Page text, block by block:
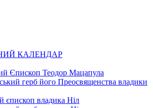
КАЛЕНДАР
Єпископ Теодор Мацапула
герб його Преосвященства владики
єпископ владика Ніл